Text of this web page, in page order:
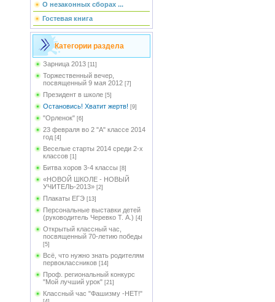
О незаконных сборах ...
Гостевая книга
Категории раздела
Зарница 2013 [11]
Торжественный вечер,
посвященный 9 мая 2012 [7]
Президент в школе [5]
Остановись! Хватит жертв! [9]
"Орленок" [6]
23 февраля во 2 "А" классе 2014
год [4]
Веселые старты 2014 среди 2-х
классов [1]
Битва хоров 3-4 классы [8]
«НОВОЙ ШКОЛЕ - НОВЫЙ
УЧИТЕЛЬ-2013» [2]
Плакаты ЕГЭ [13]
Персональные выставки детей
(руководитель Черевко Т. А.) [4]
Открытый классный час,
посвященный 70-летию победы
[5]
Всё, что нужно знать родителям
первоклассников [14]
Проф. региональный конкурс
"Мой лучший урок" [21]
Классный час "Фашизму -НЕТ!"